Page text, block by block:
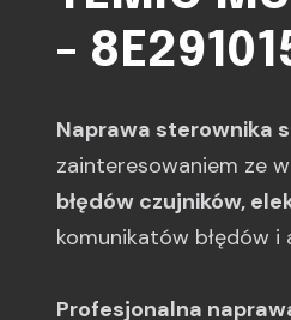
-
Naprawa sterownika
zainteresowaniem ze
błędów czujników,
komunikatów błędów i
Profesjonalna